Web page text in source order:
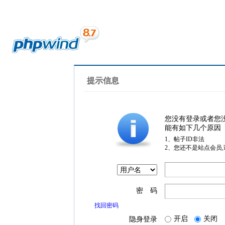
提示信息
您没有登录或者您
能有如下几个原因
1、帖子ID非法
2、您还不是站点会员
密 码
找回密码
隐身登录 开启 关闭